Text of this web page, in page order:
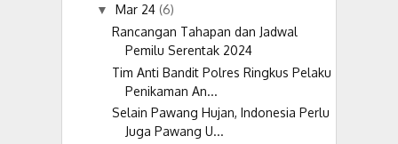
▼ Mar 24 (6)
Rancangan Tahapan dan Jadwal
Pemilu Serentak 2024
Tim Anti Bandit Polres Ringkus Pelaku
Penikaman An...
Selain Pawang Hujan, Indonesia Perlu
Juga Pawang U...